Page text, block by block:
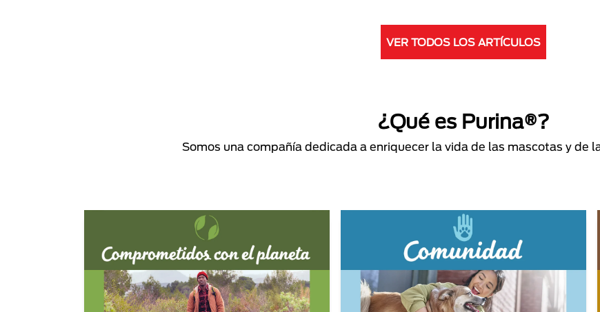
VER TODOS LOS ARTÍCULOS
¿Qué es Purina®?
Somos una compañía dedicada a enriquecer la vida de las mascotas y de